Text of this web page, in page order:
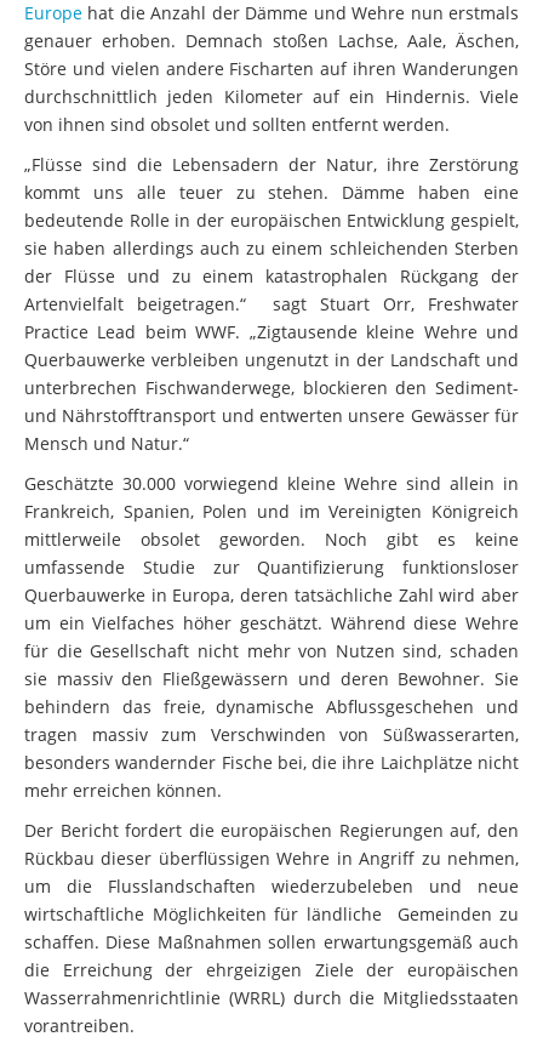
genauer erhoben. Demnach stoßen Lachse, Aale, Äschen,
Störe und vielen andere Fischarten auf ihren Wanderungen
durchschnittlich jeden Kilometer auf ein Hindernis. Viele
von ihnen sind obsolet und sollten entfernt werden.
kommt uns alle teuer zu stehen. Dämme haben eine
sie haben allerdings auch zu einem schleichenden Sterben
der Flüsse und zu einem katastrophalen Rückgang der
Artenvielfalt beigetragen.“ sagt Stuart Orr, Freshwater
Practice Lead beim WWF. „Zigtausende kleine Wehre und
Querbauwerke verbleiben ungenutzt in der Landschaft und
unterbrechen Fischwanderwege, blockieren den Sediment-
und Nährstofftransport und entwerten unsere Gewässer für
Mensch und Natur.“
Frankreich, Spanien, Polen und im Vereinigten Königreich
mittlerweile obsolet geworden. Noch gibt es keine
umfassende Studie zur Quantifizierung funktionsloser
Querbauwerke in Europa, deren tatsächliche Zahl wird aber
um ein Vielfaches höher geschätzt. Während diese Wehre
für die Gesellschaft nicht mehr von Nutzen sind, schaden
sie massiv den Fließgewässern und deren Bewohner. Sie
behindern das freie, dynamische Abflussgeschehen und
tragen massiv zum Verschwinden von Süßwasserarten,
besonders wandernder Fische bei, die ihre Laichplätze nicht
Rückbau dieser überflüssigen Wehre in Angriff zu nehmen,
um die Flusslandschaften wiederzubeleben und neue
schaffen. Diese Maßnahmen sollen erwartungsgemäß auch
die Erreichung der ehrgeizigen Ziele der europäischen
Wasserrahmenrichtlinie (WRRL) durch die Mitgliedsstaaten